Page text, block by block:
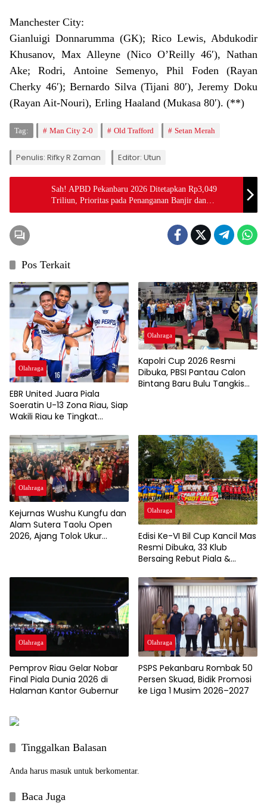
Manchester City:
Gianluigi Donnarumma (GK); Rico Lewis, Abdukodir
Khusanov, Max Alleyne (Nico O’Reilly 46′), Nathan
Ake; Rodri, Antoine Semenyo, Phil Foden (Rayan
Cherky 46′); Bernardo Silva (Tijani 80′), Jeremy Doku
(Rayan Ait-Nouri), Erling Haaland (Mukasa 80′). (**)
Tag: Man City 2-0 Old Trafford Setan Merah
Penulis: Rifky R Zaman Editor: Utun
Sah! APBD Pekanbaru 2026 Ditetapkan Rp3,049
Triliun, Prioritas pada Penanganan Banjir dan
Ekonomi
Pos Terkait
Olahraga
EBR United Juara Piala
Soeratin U-13 Zona Riau, Siap
Wakili Riau ke Tingkat
Olahraga
Kapolri Cup 2026 Resmi
Dibuka, PBSI Pantau Calon
Bintang Baru Bulu Tangkis
Olahraga
Kejurnas Wushu Kungfu dan
Alam Sutera Taolu Open
2026, Ajang Tolok Ukur
Olahraga
Edisi Ke-VI Bil Cup Kancil Mas
Resmi Dibuka, 33 Klub
Bersaing Rebut Piala &
Kerbau
Olahraga
Pemprov Riau Gelar Nobar
Final Piala Dunia 2026 di
Halaman Kantor Gubernur
Olahraga
PSPS Pekanbaru Rombak 50
Persen Skuad, Bidik Promosi
ke Liga 1 Musim 2026–2027
Tinggalkan Balasan
Anda harus masuk untuk berkomentar.
Baca Juga